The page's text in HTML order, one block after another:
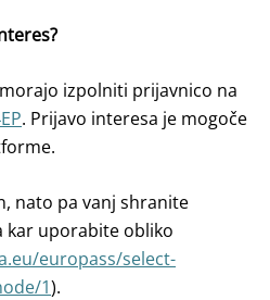
izpolniti prijavnico na
. Prijavo interesa je mogoče
nato pa vanj shranite
kar uporabite obliko
europass/select-
1).